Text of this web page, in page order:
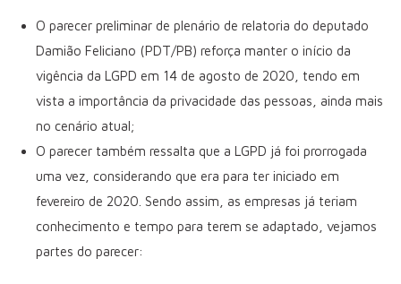
O parecer preliminar de plenário de relatoria do deputado
Damião Feliciano (PDT/PB) reforça manter o início da
vigência da LGPD em 14 de agosto de 2020, tendo em
vista a importância da privacidade das pessoas, ainda mais
no cenário atual;
O parecer também ressalta que a LGPD já foi prorrogada
uma vez, considerando que era para ter iniciado em
fevereiro de 2020. Sendo assim, as empresas já teriam
conhecimento e tempo para terem se adaptado, vejamos
partes do parecer: